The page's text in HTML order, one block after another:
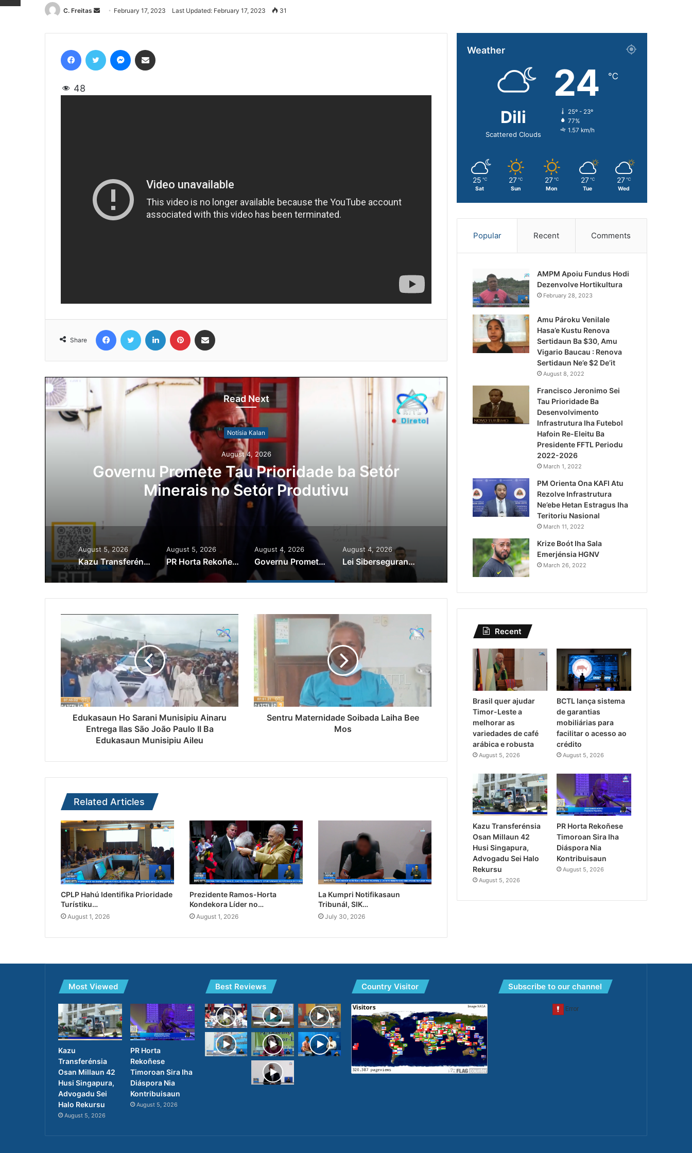
C. Freitas
Send
email
February 17, 2023 Last Updated: February 17, 2023 31
48
Share
Read Next
Notísia Kalan
August 4, 2026
Lei Siberseguransa Ajuda Autoridade Polisiál
Kaptura Autór Kriminozu ho Paradeiru Iha
Estranjeiru
Kazu Transferénsia
Singapura, Advogadu
August 5, 2026
Kazu Transferénsia Osan Millaun 42 Husi Singapura, Advogadu Sei Halo Rekursu
August 5, 2026
PR Horta Rekoñese Timoroan Sira Iha Diáspora Nia Kontribuisaun
August 4, 2026
Governu Promete Tau Prioridade ba Setór Minerais no Setór Produtivu
August 4, 2026
Lei Siberseguransa Ajuda Autoridade Polisiál Kaptura Autór Kriminozu ho Paradeiru Iha Estranjeiru
Edukasaun Ho Sarani Munisipiu Ainaru
Entrega Ilas São João Paulo II Ba
Edukasaun Munisipiu Aileu
Sentru Maternidade Soibada Laiha Bee
Mos
Related Articles
CPLP Hahú Identifika Prioridade
Turístiku…
August 1, 2026
Prezidente Ramos-Horta
Kondekora Líder no…
August 1, 2026
La Kumpri Notifikasaun
Tribunál, SIK…
July 30, 2026
Weather
Dili
Scattered Clouds
24 ℃
25º - 23º
77%
1.57 km/h
25 ℃
Sat
27 ℃
Sun
27 ℃
Mon
27 ℃
Tue
27 ℃
Wed
Popular Recent Comments
AMPM Apoiu Fundus Hodi
Dezenvolve Hortikultura
February 28, 2023
Amu Pároku Venilale
Hasa’e Kustu Renova
Sertidaun Ba $30, Amu
Vigario Baucau : Renova
Sertidaun Ne’e $2 De’it
August 8, 2022
Francisco Jeronimo Sei
Tau Prioridade Ba
Desenvolvimento
Infrastrutura Iha Futebol
Hafoin Re-Eleitu Ba
Presidente FFTL Periodu
2022-2026
March 1, 2022
PM Orienta Ona KAFI Atu
Rezolve Infrastrutura
Ne’ebe Hetan Estragus Iha
Teritoriu Nasional
March 11, 2022
Krize Boót Iha Sala
Emerjénsia HGNV
March 26, 2022
Recent
Brasil quer ajudar
Timor-Leste a
melhorar as
variedades de café
arábica e robusta
August 5, 2026
BCTL lança sistema
de garantias
mobiliárias para
facilitar o acesso ao
crédito
August 5, 2026
Kazu Transferénsia
Osan Millaun 42
Husi Singapura,
Advogadu Sei Halo
Rekursu
August 5, 2026
PR Horta Rekoñese
Timoroan Sira Iha
Diáspora Nia
Kontribuisaun
August 5, 2026
Most Viewed
Kazu
Transferénsia
Osan Millaun 42
Husi Singapura,
Advogadu Sei
Halo Rekursu
August 5, 2026
PR Horta
Rekoñese
Timoroan Sira Iha
Diáspora Nia
Kontribuisaun
August 5, 2026
Best Reviews Country Visitor Subscribe to our channel